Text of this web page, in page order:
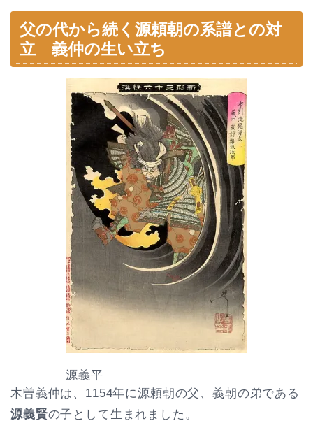
父の代から続く源頼朝の系譜との対
立 義仲の生い立ち
源義平
木曽義仲は、1154年に源頼朝の父、義朝の弟である
源義賢の子として生まれました。